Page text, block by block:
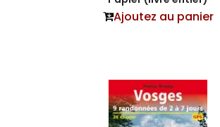
Ajoutez au panier